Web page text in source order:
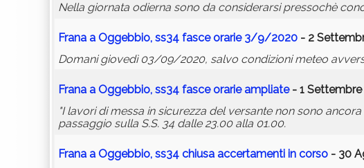
Nella giornata odierna sono da considerarsi pressochè
Frana a Oggebbio, ss34 fasce orarie 3/9/2020 - 2
Domani giovedì 03/09/2020, salvo condizioni meteo
Frana a Oggebbio, ss34 fasce orarie ampliate- 1 Settembre
"I lavori di messa in sicurezza del versante non sono
passaggio sulla S.S. 34 dalle 23.00 alla 01.00.
Frana a Oggebbio, ss34 chiusa accertamenti in corso - 30